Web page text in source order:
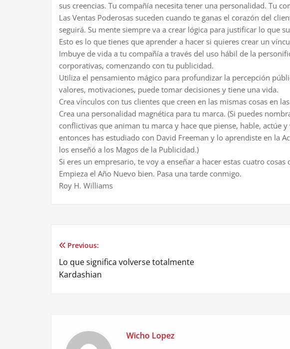
sus creencias. Tu compañía necesita tener una personalidad. Tu
Las Ventas Poderosas suceden cuando te ganas el corazón del
seguirá. Su mente siempre va a crear lógica para justificar lo que
Esto es lo que tienes que aprender a hacer si quieres crear un
Imbuye de vida a tu compañía a través del uso hábil de la
corporativas, comenzando con tu publicidad.
Utiliza el pensamiento mágico para profundizar la percepción
valores, motivaciones, puede tomar decisiones y tiene una vida.
Crea vínculos con tus clientes que creen en las mismas cosas en
Crea una personalidad magnética para tu marca. (Si puedes
conflictivas que animan tu marca y hace que piense, hable, actúe
entonces has estudiado con David Freeman y lo aprendiste en la
los enseñó a los Magos de la Publicidad.)
Si eres un empresario, te voy a enseñar a hacer estas cuatro cosas
Empieza el Año Nuevo bien. Pasa una tarde conmigo.
Roy H. Williams
Post
navigation
Previous:
Lo que significa volverse totalmente
Kardashian
Wicho Lopez